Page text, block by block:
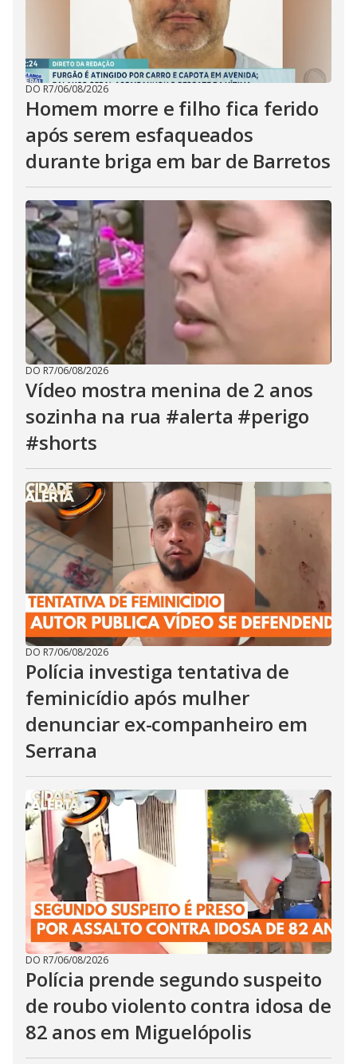
DO R7/06/08/2026
Homem morre e filho fica ferido
após serem esfaqueados
durante briga em bar de Barretos
DO R7/06/08/2026
Vídeo mostra menina de 2 anos
sozinha na rua #alerta #perigo
#shorts
DO R7/06/08/2026
Polícia investiga tentativa de
feminicídio após mulher
denunciar ex-companheiro em
Serrana
DO R7/06/08/2026
Polícia prende segundo suspeito
de roubo violento contra idosa de
82 anos em Miguelópolis